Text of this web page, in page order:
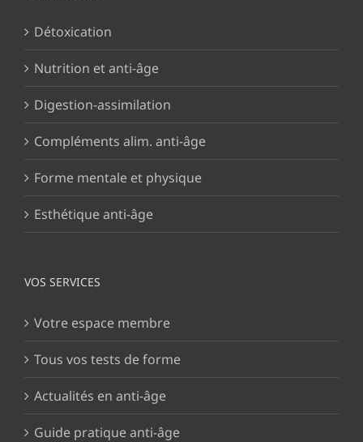
Détoxication
Nutrition et anti-âge
Digestion-assimilation
Compléments alim. anti-âge
Forme mentale et physique
Esthétique anti-âge
VOS SERVICES
Votre espace membre
Tous vos tests de forme
Actualités en anti-âge
Guide pratique anti-âge